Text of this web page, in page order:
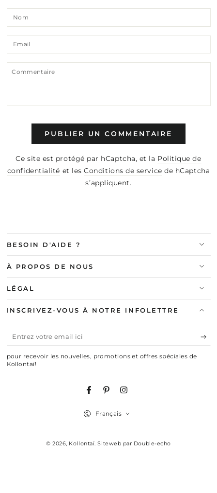
Nom
Email
Commentaire
PUBLIER UN COMMENTAIRE
Ce site est protégé par hCaptcha, et la Politique de
confidentialité et lesConditions de service de hCaptcha
s’appliquent.
BESOIN D'AIDE ?
À PROPOS DE NOUS
LÉGAL
INSCRIVEZ-VOUS À NOTRE INFOLETTRE
Entrez
votre
email
pour recevoir les nouvelles, promotions et offres spéciales de
Kollontaï!
FacebookPinterestInstagram
© 2026, Kollontaï.Siteweb par Double-echo
Français